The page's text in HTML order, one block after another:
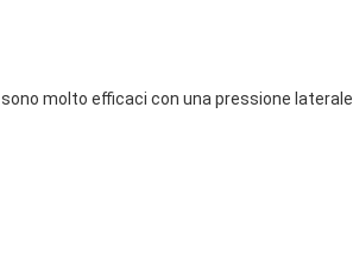
molto efficaci con una pressione laterale.